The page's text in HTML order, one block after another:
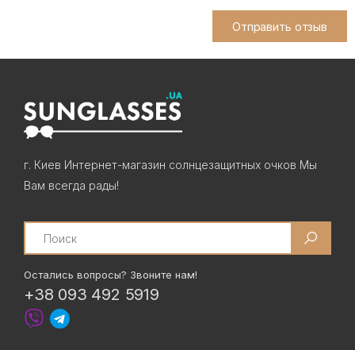
Отправить отзыв
г. Киев Интернет-магазин солнцезащитных очков Мы
Вам всегда рады!
Search
Остались вопросы? Звоните нам!
+38 093 492 5919